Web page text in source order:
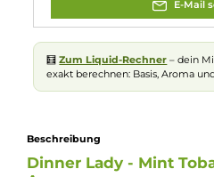
Herber Tabak
Nuancen: Minze, Tabak
Experte für